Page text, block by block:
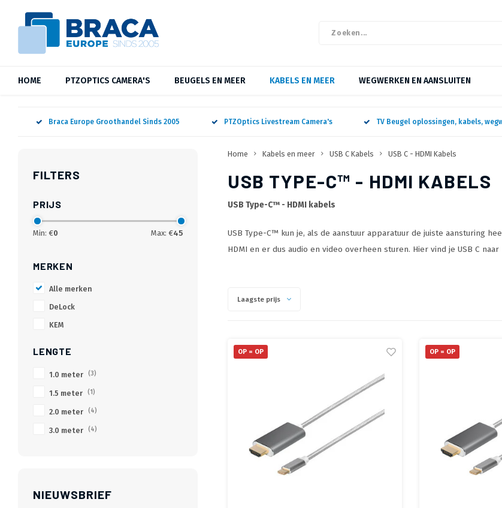
HOME PTZOPTICS CAMERA'S BEUGELS EN MEER KABELS EN MEER WEGWERKEN EN AANSLUITEN
Braca Europe Groothandel Sinds 2005 PTZOptics Livestream Camera's TV Beugel oplossingen, kabels,
FILTERS
PRIJS
Min: €0 Max: €45
MERKEN
Alle merken
DeLock
KEM
LENGTE
1.0 meter (3)
1.5 meter (1)
2.0 meter (4)
3.0 meter (4)
NIEUWSBRIEF
Home Kabels en meer USB C Kabels USB C - HDMI Kabels
USB TYPE-C™ - HDMI KABELS
USB Type-C™ - HDMI kabels
USB Type-C™ kun je, als de aanstuur apparatuur de juiste aansturing
HDMI en er dus audio en video overheen sturen. Hier vind je USB C
Laagste prijs
OP = OP OP = OP